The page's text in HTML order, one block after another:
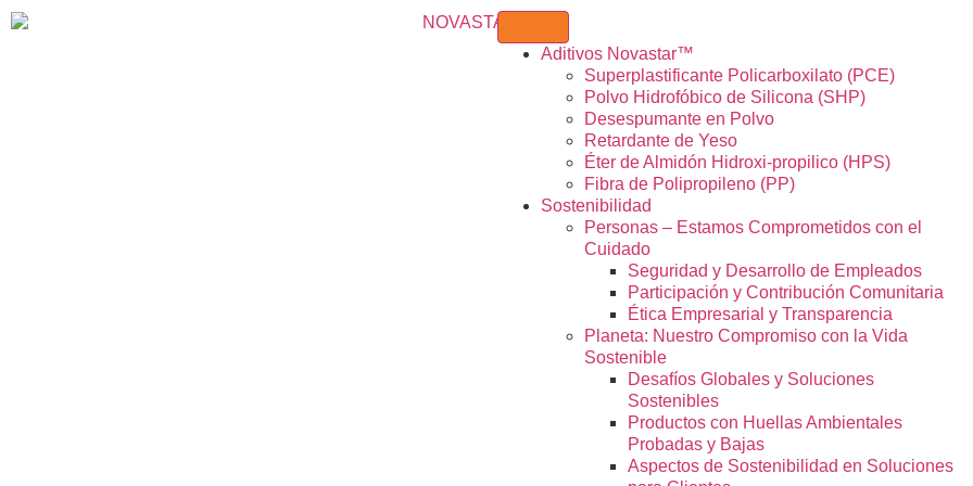
Aditivos Novastar™
Superplastificante Policarboxilato (PCE)
Polvo Hidrofóbico de Silicona (SHP)
Desespumante en Polvo
Retardante de Yeso
Éter de Almidón Hidroxi-propilico (HPS)
Fibra de Polipropileno (PP)
Sostenibilidad
Personas – Estamos Comprometidos con el
Cuidado
Seguridad y Desarrollo de Empleados
Participación y Contribución Comunitaria
Ética Empresarial y Transparencia
Planeta: Nuestro Compromiso con la Vida
Sostenible
Desafíos Globales y Soluciones
Sostenibles
Productos con Huellas Ambientales
Probadas y Bajas
Aspectos de Sostenibilidad en Soluciones